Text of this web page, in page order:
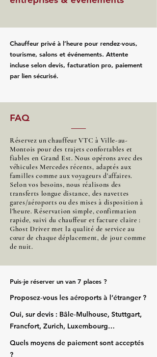
Chauffeur privé à l’heure pour rendez‑vous,
tourisme, salons et événements. Attente
incluse selon devis, facturation pro, paiement
par lien sécurisé.
FAQ
Réservez un chauffeur VTC à Ville-au-
Montois pour des trajets confortables et
fiables en Grand Est. Nous opérons avec des
véhicules Mercedes récents, adaptés aux
familles comme aux voyageurs d’affaires.
Selon vos besoins, nous réalisons des
transferts longue distance, des navettes
gares/aéroports ou des mises à disposition à
l’heure. Réservation simple, confirmation
rapide, suivi du chauffeur et facture claire :
Ghost Driver met la qualité de service au
cœur de chaque déplacement, de jour comme
de nuit.
Puis‑je réserver un van 7 places ?
Proposez‑vous les aéroports à l’étranger ?
Oui, sur devis : Bâle‑Mulhouse, Stuttgart,
Francfort, Zurich, Luxembourg…
Quels moyens de paiement sont acceptés
?